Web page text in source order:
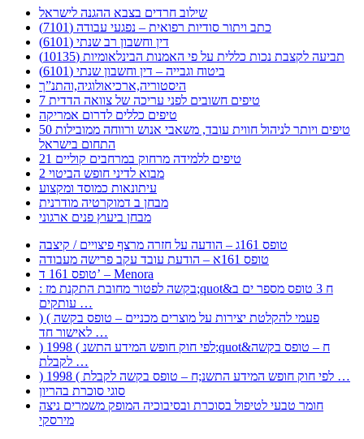
שילוב חרדים בצבא ההגנה לישראל
כתב ויתור סודיות רפואית – נפגעי עבודה (7101)
דין וחשבון רב שנתי (6101)
תביעה לקצבת נכות כללית על פי האמנות הבינלאומיות (10135)
ביטוח וגבייה – דין וחשבון שנתי (6101)
היסטוריה,ארכיאולוגיה,והתנ”ך
7 טיפים חשובים לפני עריכה של צוואה הדדית
טיפים כללים לדרום אמריקה
50 טיפים ויותר לניהול חווית עובד, משאבי אנוש ורווחה ממובילות
התחום בישראל
21 טיפים ללמידה מרחוק במרחבים קוליים
מבוא לדיני חופש הביטוי 2
עיתונאות כמוסד ומקצוע
מבחן ב דמוקרטיה מודרנית
מבחן ביעוץ פנים ארגוני
טופס 161ג – הודעה על חזרה מרצף פיצויים / קיצבה
טופס 161א – הודעת עובד עקב פרישה מעבודה
טופס 161 ד’ – Menora
: בקשה לפטור מחובת התקנת מז;quot&ח 3 טופס מספר ים ב
עותקים …
) ( פעמי להקלטת יצירות על מוצרים מכניים – טופס בקשה
לאישור חד …
) 1998 ( לפי חוק חופש המידע התשנ;quot&ח – טופס בקשה
לקבלת …
) 1998 ( לפי חוק חופש המידע התשנ;ח – טופס בקשה לקבלת …
סוגי סוכרת בהריון
חומר טבעי לטיפול בסוכרת ובסיבוכיה המופק משמרים ניצה
מירסקי